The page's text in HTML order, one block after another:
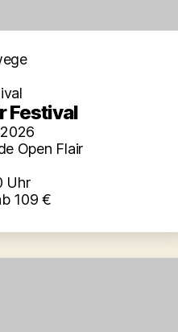
Festival
Open Flair
Uhr
109 €